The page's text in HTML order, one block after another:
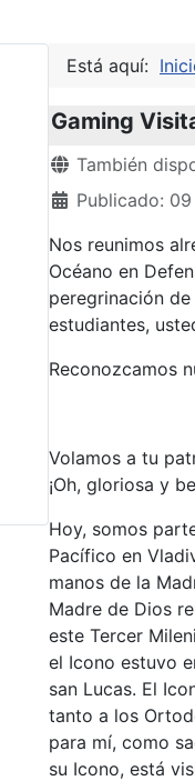
Está aquí:
Gaming
Detalles
También
Publicado:
Nos reunimos
Océano en
peregrinación
estudiantes,
Reconozcamos
Volamos a tu
¡Oh, gloriosa y
Hoy, somos
Pacífico en
manos de la
Madre de Dios
este Tercer
el Icono estuvo
san Lucas. El
tanto a los
para mí, como
su Icono, está